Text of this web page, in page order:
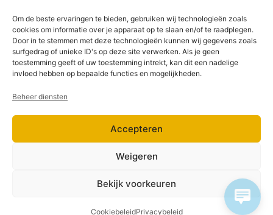
Om de beste ervaringen te bieden, gebruiken wij technologieën zoals
cookies om informatie over je apparaat op te slaan en/of te raadplegen.
Door in te stemmen met deze technologieën kunnen wij gegevens zoals
surfgedrag of unieke ID's op deze site verwerken. Als je geen
toestemming geeft of uw toestemming intrekt, kan dit een nadelige
invloed hebben op bepaalde functies en mogelijkheden.
Beheer diensten
Accepteren
Weigeren
Bekijk voorkeuren
CookiebeleidPrivacybeleid
Heeft u een vraag?
Neem dan contact met ons op via telefoon of mail.
Bezorging & betaling